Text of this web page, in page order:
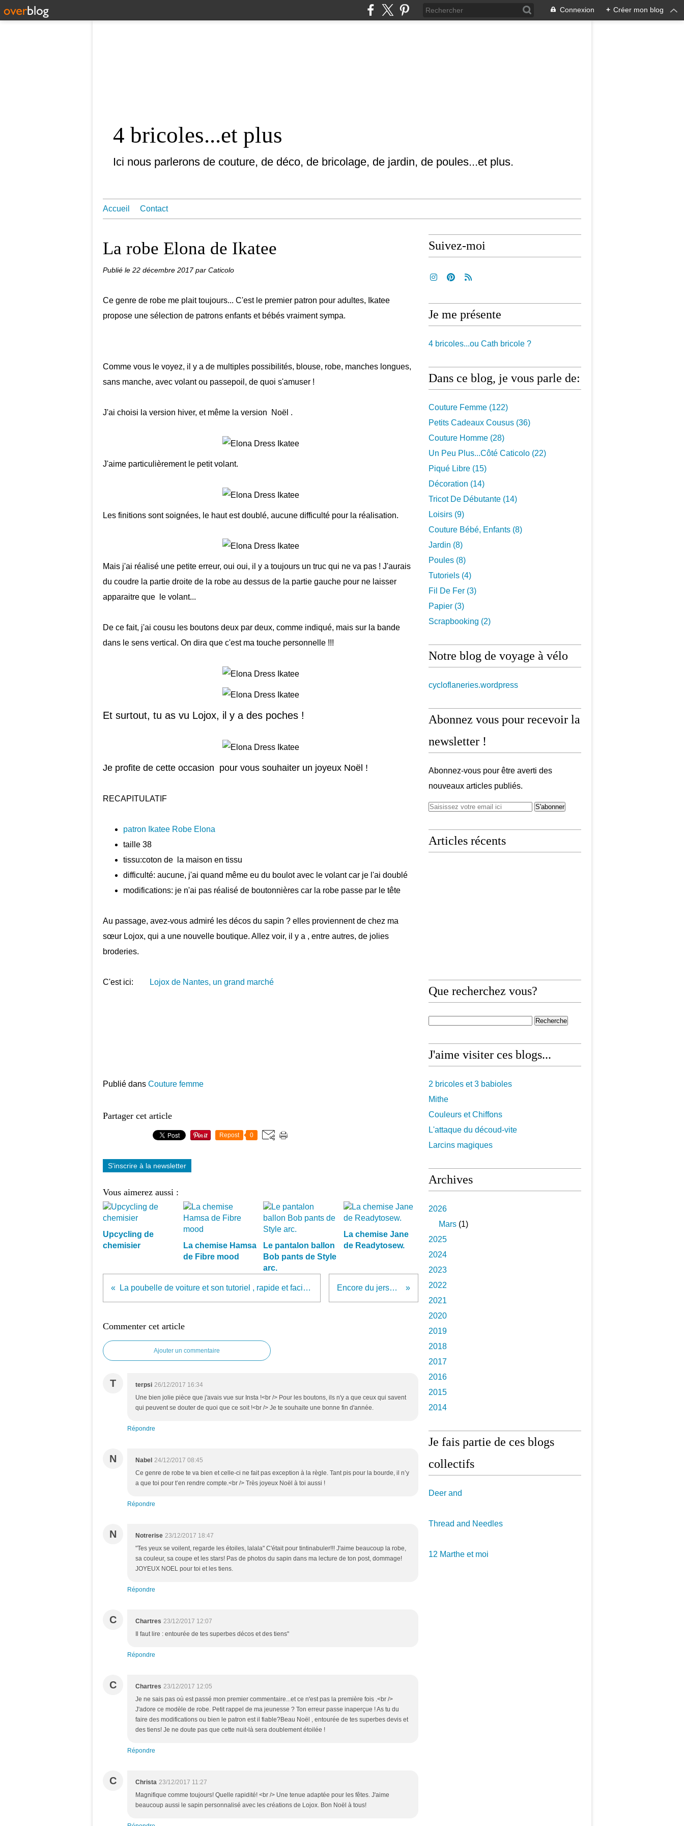
Connexion + Créer mon blog
4 bricoles...et plus
Ici nous parlerons de couture, de déco, de bricolage, de jardin, de poules...et plus.
Accueil Contact
La robe Elona de Ikatee
Publié le 22 décembre 2017par Caticolo
Ce genre de robe me plait toujours... C'est le premier patron pour adultes, Ikatee
propose une sélection de patrons enfants et bébés vraiment sympa.
Comme vous le voyez, il y a de multiples possibilités, blouse, robe, manches longues,
sans manche, avec volant ou passepoil, de quoi s'amuser !
J'ai choisi la version hiver, et même la version Noël .
J'aime particulièrement le petit volant.
Les finitions sont soignées, le haut est doublé, aucune difficulté pour la réalisation.
Mais j'ai réalisé une petite erreur, oui oui, il y a toujours un truc qui ne va pas ! J'aurais
du coudre la partie droite de la robe au dessus de la partie gauche pour ne laisser
apparaitre que le volant...
De ce fait, j'ai cousu les boutons deux par deux, comme indiqué, mais sur la bande
dans le sens vertical. On dira que c'est ma touche personnelle !!!
Et surtout, tu as vu Lojox, il y a des poches !
Je profite de cette occasion pour vous souhaiter un joyeux Noël !
RECAPITULATIF
patron Ikatee Robe Elona
taille 38
tissu:coton de la maison en tissu
difficulté: aucune, j'ai quand même eu du boulot avec le volant car je l'ai doublé
modifications: je n'ai pas réalisé de boutonnières car la robe passe par le tête
Au passage, avez-vous admiré les décos du sapin ? elles proviennent de chez ma
sœur Lojox, qui a une nouvelle boutique. Allez voir, il y a , entre autres, de jolies
broderies.
C'est ici: Lojox de Nantes, un grand marché
Publié dans Couture femme
Partager cet article
Repost 0
S'inscrire à la newsletter
Vous aimerez aussi :
Upcycling de
chemisier
La chemise Hamsa
de Fibre mood
Le pantalon ballon
Bob pants de Style
arc.
La chemise Jane
de Readytosew.
La poubelle de voiture et son tutoriel , rapide et facile ! Encore du jersey !
Commenter cet article
Ajouter un commentaire
T terpsi 26/12/2017 16:34
Une bien jolie pièce que j'avais vue sur Insta !<br /> Pour les boutons, ils n'y a que ceux qui savent
qui peuvent se douter de quoi que ce soit !<br /> Je te souhaite une bonne fin d'année.
Répondre
N Nabel 24/12/2017 08:45
Ce genre de robe te va bien et celle-ci ne fait pas exception à la règle. Tant pis pour la bourde, il n’y
a que toi pour t’en rendre compte.<br /> Très joyeux Noël à toi aussi !
Répondre
N Notrerise 23/12/2017 18:47
"Tes yeux se voilent, regarde les étoiles, lalala" C'était pour tintinabuler!!! J'aime beaucoup la robe,
sa couleur, sa coupe et les stars! Pas de photos du sapin dans ma lecture de ton post, dommage!
JOYEUX NOEL pour toi et les tiens.
Répondre
C Chartres 23/12/2017 12:07
Il faut lire : entourée de tes superbes décos et des tiens"
Répondre
C Chartres 23/12/2017 12:05
Je ne sais pas où est passé mon premier commentaire...et ce n'est pas la première fois .<br />
J'adore ce modèle de robe. Petit rappel de ma jeunesse ? Ton erreur passe inaperçue ! As tu du
faire des modifications ou bien le patron est il fiable?Beau Noël , entourée de tes superbes devis et
des tiens! Je ne doute pas que cette nuit-là sera doublement étoilée !
Répondre
C Christa 23/12/2017 11:27
Magnifique comme toujours! Quelle rapidité! <br /> Une tenue adaptée pour les fêtes. J'aime
beaucoup aussi le sapin personnalisé avec les créations de Lojox. Bon Noël à tous!
Suivez-moi
Je me présente
4 bricoles...ou Cath bricole ?
Dans ce blog, je vous parle de:
Couture Femme (122)
Petits Cadeaux Cousus (36)
Couture Homme (28)
Un Peu Plus...côté Caticolo (22)
Piqué Libre (15)
Décoration (14)
Tricot De Débutante (14)
Loisirs (9)
Couture Bébé, Enfants (8)
Jardin (8)
Poules (8)
Tutoriels (4)
Fil De Fer (3)
Papier (3)
Scrapbooking (2)
Notre blog de voyage à vélo
cycloflaneries.wordpress
Abonnez vous pour recevoir la
newsletter !
Abonnez-vous pour être averti des
nouveaux articles publiés.
Articles récents
Que recherchez vous?
J'aime visiter ces blogs...
2 bricoles et 3 babioles
Mithe
Couleurs et Chiffons
L'attaque du découd-vite
Larcins magiques
Archives
2026
Mars (1)
2025
2024
2023
2022
2021
2020
2019
2018
2017
2016
2015
2014
Je fais partie de ces blogs
collectifs
Deer and
Thread and Needles
12 Marthe et moi